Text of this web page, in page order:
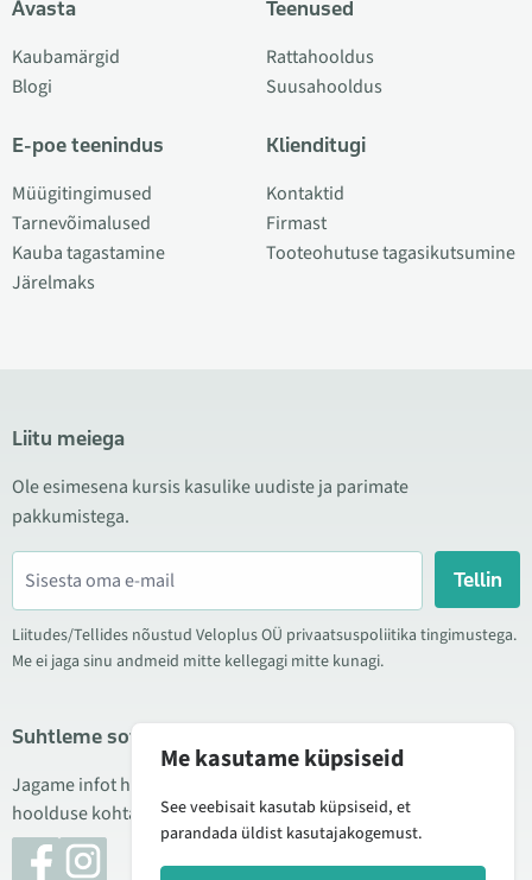
Avasta
Kaubamärgid
Blogi
E-poe teenindus
Müügitingimused
Tarnevõimalused
Kauba tagastamine
Järelmaks
Teenused
Rattahooldus
Suusahooldus
Klienditugi
Kontaktid
Firmast
Tooteohutuse tagasikutsumine
Liitu meiega
Ole esimesena kursis kasulike uudiste ja parimate
pakkumistega.
Tellin
Liitudes/Tellides nõustud Veloplus OÜ privaatsuspoliitika tingimustega.
Me ei jaga sinu andmeid mitte kellegagi mitte kunagi.
Suhtleme sotsiaalmeedias
Jagame infot hea hinna kampaaniate, uute toodete ning
hoolduse kohta. Mõnikord teeme ka tooteülevaateid.
Me kasutame küpsiseid
See veebisait kasutab küpsiseid, et
parandada üldist kasutajakogemust.